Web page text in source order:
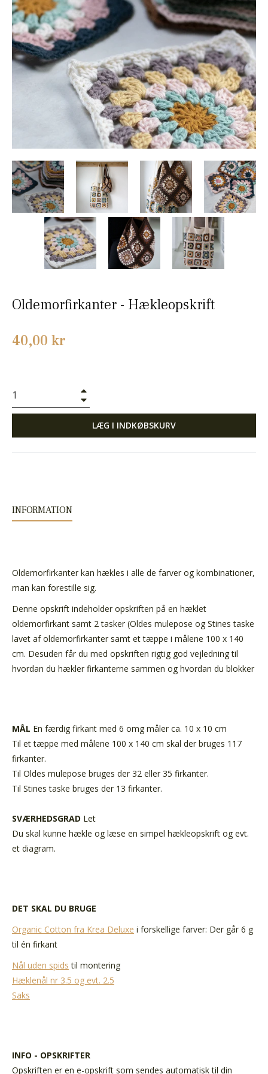
Oldemorfirkanter - Hækleopskrift
Normalpris
40,00 kr
LÆG I INDKØBSKURV
INFORMATION
Oldemorfirkanter kan hækles i alle de farver og kombinationer,
man kan forestille sig.
Denne opskrift indeholder opskriften på en hæklet
oldemorfirkant samt 2 tasker (Oldes mulepose og Stines taske
lavet af oldemorfirkanter samt et tæppe i målene 100 x 140
cm. Desuden får du med opskriften rigtig god vejledning til
hvordan du hækler firkanterne sammen og hvordan du blokker
MÅL En færdig firkant med 6 omg måler ca. 10 x 10 cm
Til et tæppe med målene 100 x 140 cm skal der bruges 117
firkanter.
Til Oldes mulepose bruges der 32 eller 35 firkanter.
Til Stines taske bruges der 13 firkanter.
SVÆRHEDSGRAD Let
Du skal kunne hækle og læse en simpel hækleopskrift og evt.
et diagram.
DET SKAL DU BRUGE
Organic Cotton fra Krea Deluxe i forskellige farver: Der går 6 g
til én firkant
Nål uden spids til montering
Hæklenål nr 3.5 og evt. 2.5
Saks
INFO - OPSKRIFTER
Opskriften er en e-opskrift som sendes automatisk til din